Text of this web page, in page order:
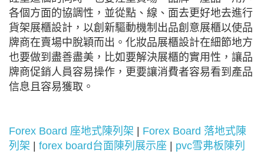
各個方面的協調性，並從點、線、面去更好地去進行
貨架展櫃設計，以創新驅動機制出品創意展櫃以使品
牌商在賣場中脫穎而出。化妝品展櫃設計在細節地方
也要做到盡善盡美，比如要解決展櫃的實用性，讓品
牌商促銷人員容易操作，更要讓消費者容易看到產品
信息且容易獲取。
Forex Board 座地式陳列架
Forex Board 落地式陳
列架
forex board台面陳列展示座
pvc雪弗板陳列